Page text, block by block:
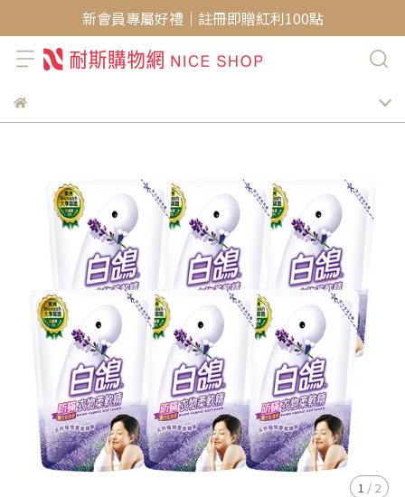
新會員專屬好禮｜註冊即贈紅利100點
1 / 2